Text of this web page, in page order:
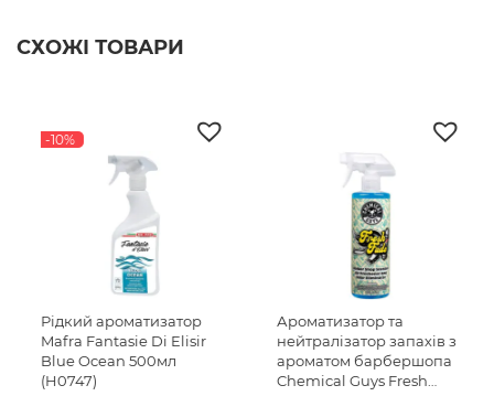
СХОЖІ ТОВАРИ
-10%
Рідкий ароматизатор
Mafra Fantasie Di Elisir
Blue Ocean 500мл
(H0747)
Ароматизатор та
нейтралізатор запахів з
ароматом барбершопа
Chemical Guys Fresh